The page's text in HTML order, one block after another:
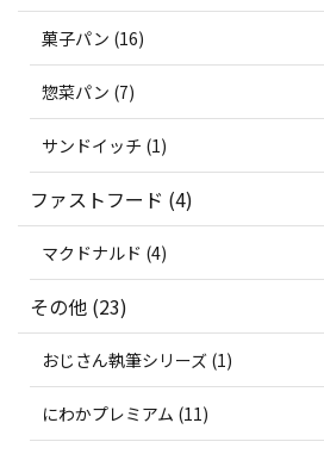
菓子パン (16)
惣菜パン (7)
サンドイッチ (1)
ファストフード (4)
マクドナルド (4)
その他 (23)
おじさん執筆シリーズ (1)
にわかプレミアム (11)